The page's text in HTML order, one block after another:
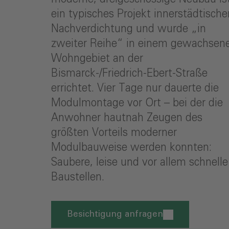
ein typisches Projekt
Nachverdichtung und wurde „in
zweiter Reihe“ in einem
Wohngebiet an der
Bismarck-/Friedrich-Ebert-Straße
errichtet. Vier Tage nur dauerte die
Modulmontage vor Ort – bei der die
Anwohner hautnah Zeugen des
größten Vorteils moderner
Modulbauweise werden konnten:
Saubere, leise und vor allem schnelle
Baustellen.
Besichtigung anfragen